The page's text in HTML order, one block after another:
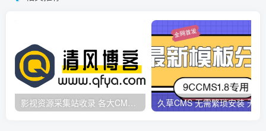
影视资源采集站收录 各大CMS采集资源站网址合集